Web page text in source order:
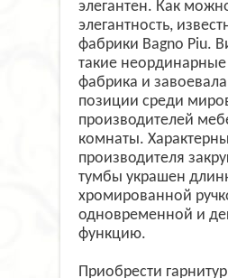
элегантен. Как
элегантность,
фабрики Bagno Piu.
такие неординарные
фабрика и
позиции среди
производителей
комнаты.
производителя
тумбы украшен
хромированной
одновременной и
функцию.
Приобрести